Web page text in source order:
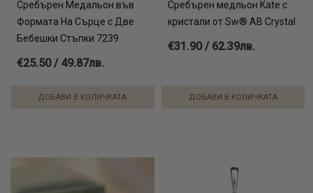
Сребърен Медальон във
Формата На Сърце с Две
Бебешки Стъпки 7239
€25.50 / 49.87лв.
ДОБАВИ В КОЛИЧКАТА
Сребърен медльон Kate с
кристали от Sw® AB Crystal
€31.90 / 62.39лв.
ДОБАВИ В КОЛИЧКАТА